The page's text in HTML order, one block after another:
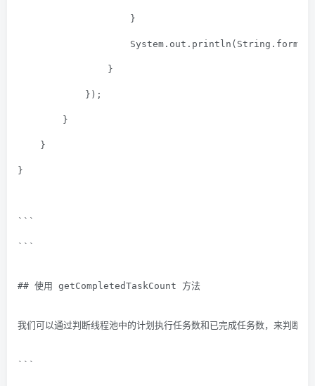
}
System.out.println(String.format(
}
});
}
}
}
```
```
## 使用 getCompletedTaskCount 方法
我们可以通过判断线程池中的计划执行任务数和已完成任务数，来判断
```